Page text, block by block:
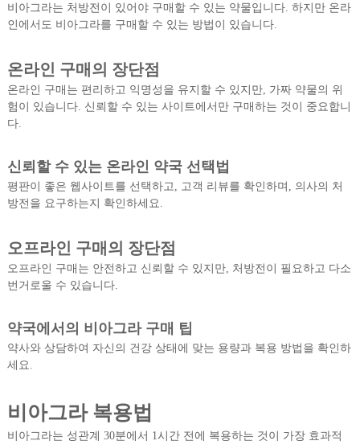
비아그라는 처방전이 있어야 구매할 수 있는 약물입니다. 하지만 온라
인에서도 비아그라를 구매할 수 있는 방법이 있습니다.
온라인 구매의 장단점
온라인 구매는 편리하고 익명성을 유지할 수 있지만, 가짜 약물의 위
험이 있습니다. 신뢰할 수 있는 사이트에서만 구매하는 것이 중요합니
다.
신뢰할 수 있는 온라인 약국 선택법
평판이 좋은 웹사이트를 선택하고, 고객 리뷰를 확인하며, 의사의 처
방전을 요구하는지 확인하세요.
오프라인 구매의 장단점
오프라인 구매는 안전하고 신뢰할 수 있지만, 처방전이 필요하고 다소
번거로울 수 있습니다.
약국에서의 비아그라 구매 팁
약사와 상담하여 자신의 건강 상태에 맞는 용량과 복용 방법을 확인하
세요.
비아그라 복용법
비아그라는 성관계 30분에서 1시간 전에 복용하는 것이 가장 효과적